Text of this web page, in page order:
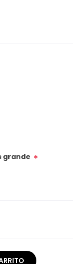
grande *